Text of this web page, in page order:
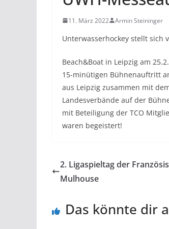
11. März 2022 Armin Steininger
Unterwasserhockey stellt sich
Beach&Boat in Leipzig am
15-minütigen Bühnenauftritt
aus Leipzig zusammen mit
Landesverbände auf der
mit Beteiligung der TCO
waren begeistert!
2. Ligaspieltag der
Mulhouse
Das könnte dir